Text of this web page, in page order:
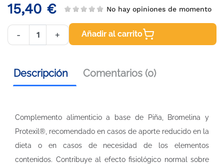
15,40 € No hay opiniones de momento
- + Añadir al carrito
Descripción Comentarios (0)
Complemento alimenticio a base de Piña, Bromelina y
Protexil®, recomendado en casos de aporte reducido en la
dieta o en casos de necesidad de los elementos
contenidos. Contribuye al efecto fisiológico normal sobre